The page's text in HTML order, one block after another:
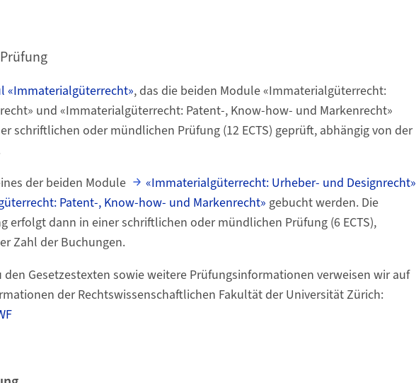
«Immaterialgüterrecht», das die beiden Module «Immaterialgüterrecht:
und «Immaterialgüterrecht: Patent-, Know-how- und Markenrecht»
schriftlichen oder mündlichen Prüfung (12 ECTS) geprüft, abhängig von der
der beiden Module
«Immaterialgüterrecht: Urheber- und Designrecht»
Patent-, Know-how- und Markenrecht» gebucht werden. Die
erfolgt dann in einer schriftlichen oder mündlichen Prüfung (6 ECTS),
Zahl der Buchungen.
Gesetzestexten sowie weitere Prüfungsinformationen verweisen wir auf
der Rechtswissenschaftlichen Fakultät der Universität Zürich: